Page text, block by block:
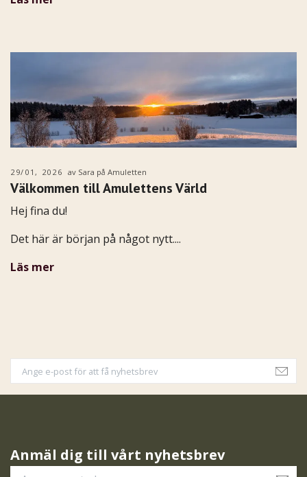
29/01, 2026 av Sara på Amuletten
Välkommen till Amulettens Värld
Hej fina du!
Det här är början på något nytt....
Läs mer
Anmäl dig till vårt nyhetsbrev